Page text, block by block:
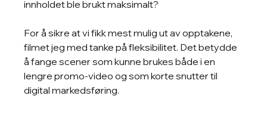
innholdet ble brukt maksimalt?
For å sikre at vi fikk mest mulig ut av opptakene,
filmet jeg med tanke på fleksibilitet. Det betydde
å fange scener som kunne brukes både i en
lengre promo-video og som korte snutter til
digital markedsføring.